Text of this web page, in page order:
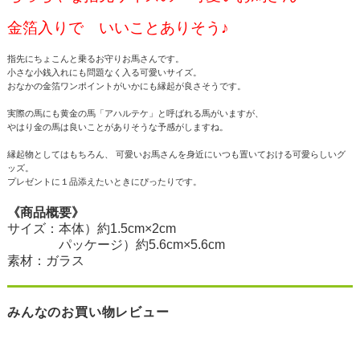
金箔入りで いいことありそう♪
指先にちょこんと乗るお守りお馬さんです。
小さな小銭入れにも問題なく入る可愛いサイズ。
おなかの金箔ワンポイントがいかにも縁起が良さそうです。
実際の馬にも黄金の馬「アハルテケ」と呼ばれる馬がいますが、
やはり金の馬は良いことがありそうな予感がしますね。
縁起物としてはもちろん、 可愛いお馬さんを身近にいつも置いておける可愛らしいグ
ッズ。
プレゼントに１品添えたいときにぴったりです。
《商品概要》
サイズ：本体）約1.5cm×2cm
パッケージ）約5.6cm×5.6cm
素材：ガラス
みんなのお買い物レビュー